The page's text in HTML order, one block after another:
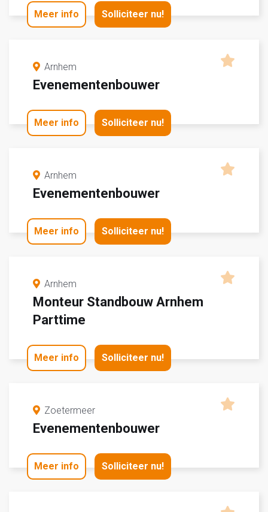
Meer info Solliciteer nu!
Arnhem
Evenementenbouwer
Meer info Solliciteer nu!
Arnhem
Evenementenbouwer
Meer info Solliciteer nu!
Arnhem
Monteur Standbouw Arnhem
Parttime
Meer info Solliciteer nu!
Zoetermeer
Evenementenbouwer
Meer info Solliciteer nu!